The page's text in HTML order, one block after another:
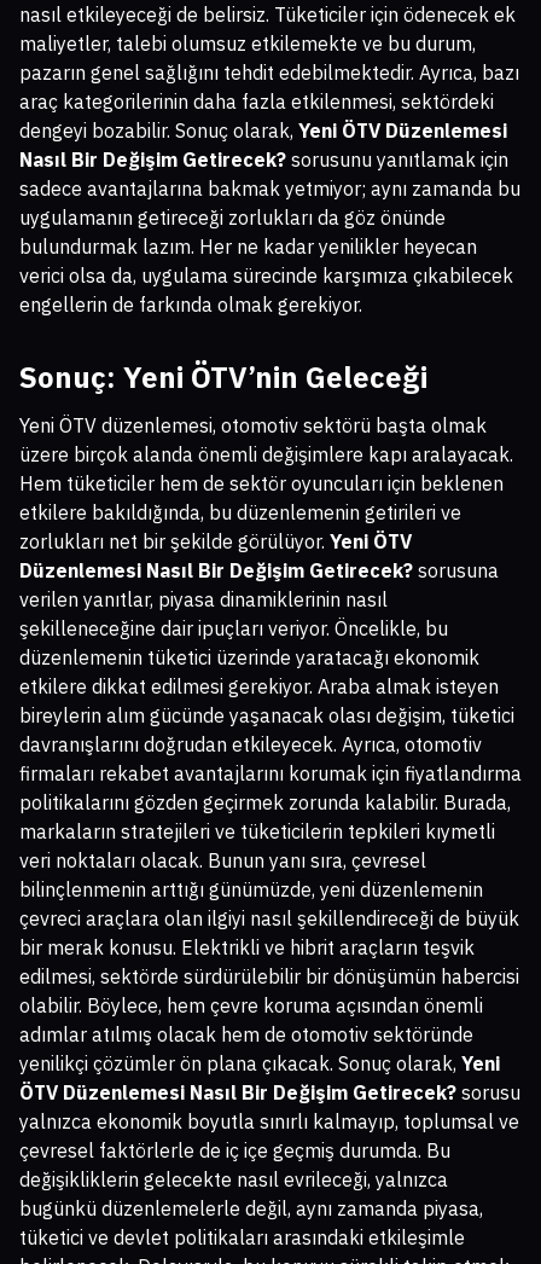
nasıl etkileyeceği de belirsiz. Tüketiciler için ödenecek ek
maliyetler, talebi olumsuz etkilemekte ve bu durum,
pazarın genel sağlığını tehdit edebilmektedir. Ayrıca, bazı
araç kategorilerinin daha fazla etkilenmesi, sektördeki
dengeyi bozabilir. Sonuç olarak, Yeni ÖTV Düzenlemesi
Nasıl Bir Değişim Getirecek? sorusunu yanıtlamak için
sadece avantajlarına bakmak yetmiyor; aynı zamanda bu
uygulamanın getireceği zorlukları da göz önünde
bulundurmak lazım. Her ne kadar yenilikler heyecan
verici olsa da, uygulama sürecinde karşımıza çıkabilecek
engellerin de farkında olmak gerekiyor.
Sonuç: Yeni ÖTV’nin Geleceği
Yeni ÖTV düzenlemesi, otomotiv sektörü başta olmak
üzere birçok alanda önemli değişimlere kapı aralayacak.
Hem tüketiciler hem de sektör oyuncuları için beklenen
etkilere bakıldığında, bu düzenlemenin getirileri ve
zorlukları net bir şekilde görülüyor. Yeni ÖTV
Düzenlemesi Nasıl Bir Değişim Getirecek? sorusuna
verilen yanıtlar, piyasa dinamiklerinin nasıl
şekilleneceğine dair ipuçları veriyor. Öncelikle, bu
düzenlemenin tüketici üzerinde yaratacağı ekonomik
etkilere dikkat edilmesi gerekiyor. Araba almak isteyen
bireylerin alım gücünde yaşanacak olası değişim, tüketici
davranışlarını doğrudan etkileyecek. Ayrıca, otomotiv
firmaları rekabet avantajlarını korumak için fiyatlandırma
politikalarını gözden geçirmek zorunda kalabilir. Burada,
markaların stratejileri ve tüketicilerin tepkileri kıymetli
veri noktaları olacak. Bunun yanı sıra, çevresel
bilinçlenmenin arttığı günümüzde, yeni düzenlemenin
çevreci araçlara olan ilgiyi nasıl şekillendireceği de büyük
bir merak konusu. Elektrikli ve hibrit araçların teşvik
edilmesi, sektörde sürdürülebilir bir dönüşümün habercisi
olabilir. Böylece, hem çevre koruma açısından önemli
adımlar atılmış olacak hem de otomotiv sektöründe
yenilikçi çözümler ön plana çıkacak. Sonuç olarak, Yeni
ÖTV Düzenlemesi Nasıl Bir Değişim Getirecek? sorusu
yalnızca ekonomik boyutla sınırlı kalmayıp, toplumsal ve
çevresel faktörlerle de iç içe geçmiş durumda. Bu
değişikliklerin gelecekte nasıl evrileceği, yalnızca
bugünkü düzenlemelerle değil, aynı zamanda piyasa,
tüketici ve devlet politikaları arasındaki etkileşimle